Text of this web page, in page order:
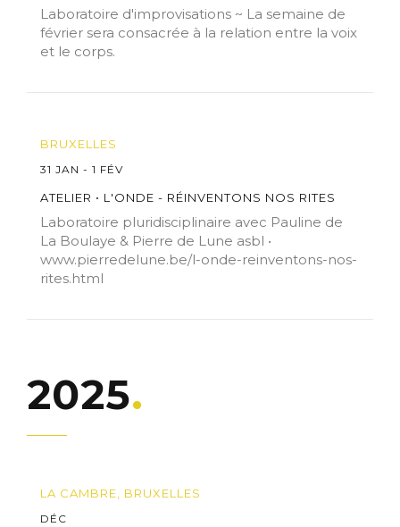
Laboratoire d'improvisations ~ La semaine de
février sera consacrée à la relation entre la voix
et le corps.
BRUXELLES
31 JAN - 1 FÉV
ATELIER • L'ONDE - RÉINVENTONS NOS RITES
Laboratoire pluridisciplinaire avec Pauline de
La Boulaye & Pierre de Lune asbl •
www.pierredelune.be/l-onde-reinventons-nos-
rites.html
2025
LA CAMBRE, BRUXELLES
DÉC